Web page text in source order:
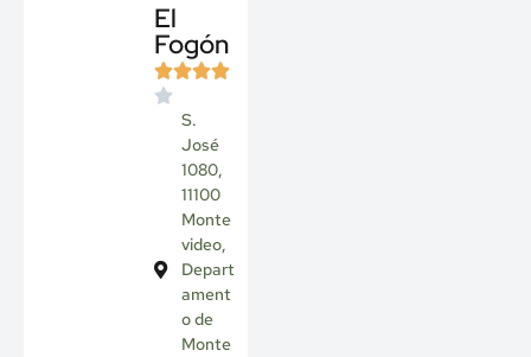
El
Fogón
S.
José
1080,
11100
Monte
video,
Depart
ament
o de
Monte